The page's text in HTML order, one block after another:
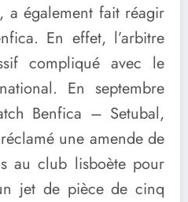
, a également fait réagir
En effet, l’arbitre
compliqué avec le
En septembre
Benfica – Setubal,
une amende de
au club lisboète pour
jet de pièce de cinq